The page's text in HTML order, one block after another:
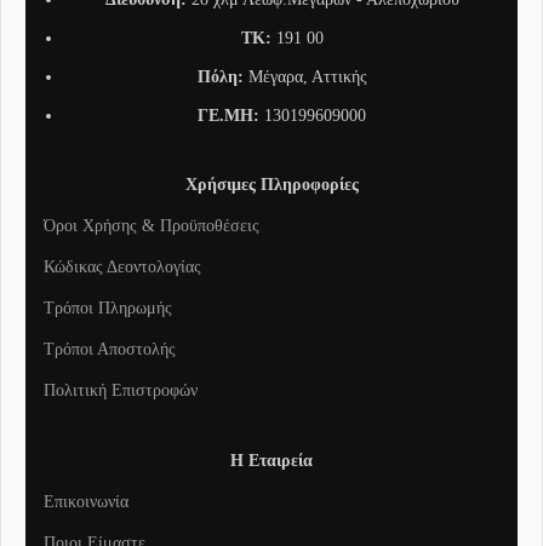
TK: 191 00
Πόλη: Μέγαρα, Αττικής
ΓΕ.ΜΗ: 130199609000
Χρήσιμες Πληροφορίες
Όροι Χρήσης & Προϋποθέσεις
Κώδικας Δεοντολογίας
Τρόποι Πληρωμής
Τρόποι Αποστολής
Πολιτική Επιστροφών
Η Εταιρεία
Επικοινωνία